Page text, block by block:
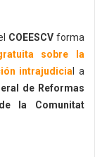
COEESCVforma
sobre la
intrajudicia l a
de Reformas
la Comunitat